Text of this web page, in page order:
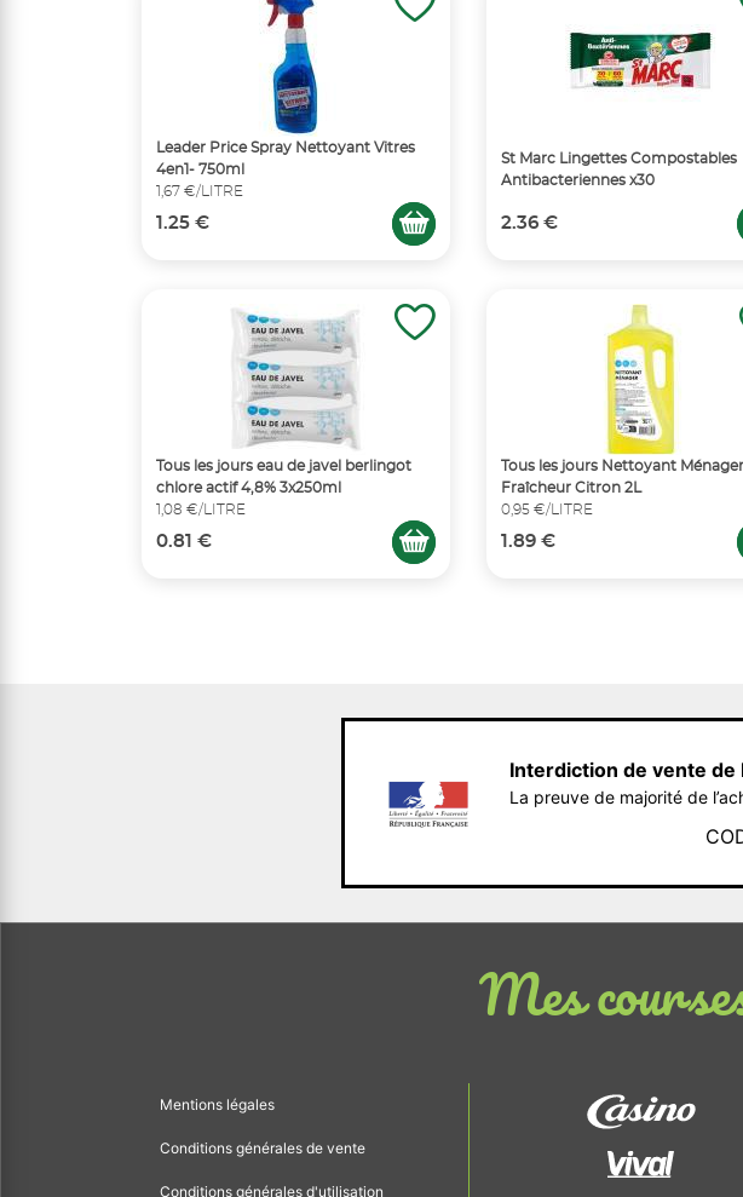
Leader Price Spray Nettoyant Vitres
4en1- 750ml
1,67 €/LITRE
1.25 €
St Marc Lingettes Compostables
Antibacteriennes x30
2.36 €
Tous les jours eau de javel berlingot
chlore actif 4,8% 3x250ml
1,08 €/LITRE
0.81 €
Tous les jours Nettoyant Ménager
Fraîcheur Citron 2L
0,95 €/LITRE
1.89 €
Interdiction de vente de
La preuve de majorité de
Mes
Mentions légales
Conditions générales de vente
Conditions générales d'utilisation